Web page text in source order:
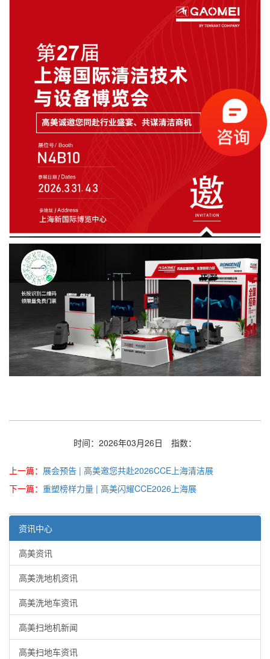
时间：2026年03月26日 指数：
上一篇： 展会预告 | 高美邀您共赴2026CCE上海清洁展
下一篇： 重塑榜样力量 | 高美闪耀CCE2026上海展
资讯中心
高美资讯
高美洗地机资讯
高美洗地车资讯
高美扫地机新闻
高美扫地车资讯